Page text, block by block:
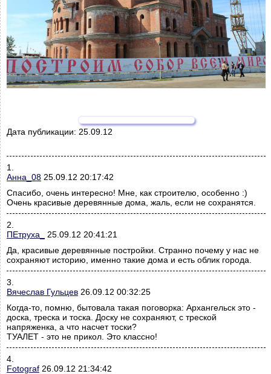
Дата публикации: 25.09.12
1.
Анна_08 25.09.12 20:17:42
Спасибо, очень интересно! Мне, как строителю, особенно :)
Очень красивые деревянные дома, жаль, если не сохранятся.
2.
ПЕтруха_
25.09.12 20:41:21
Да, красивые деревянные постройки. Странно почему у нас не
сохраняют историю, именно такие дома и есть облик города.
3.
Вячеслав Гульцев 26.09.12 00:32:25
Когда-то, помню, бытовала такая поговорка: Архангельск это -
доска, треска и тоска. Доску не сохраняют, с треской
напряженка, а что насчет тоски?
ТУАЛЕТ - это не прикол. Это классно!
4.
Fotograf 26.09.12 21:34:42